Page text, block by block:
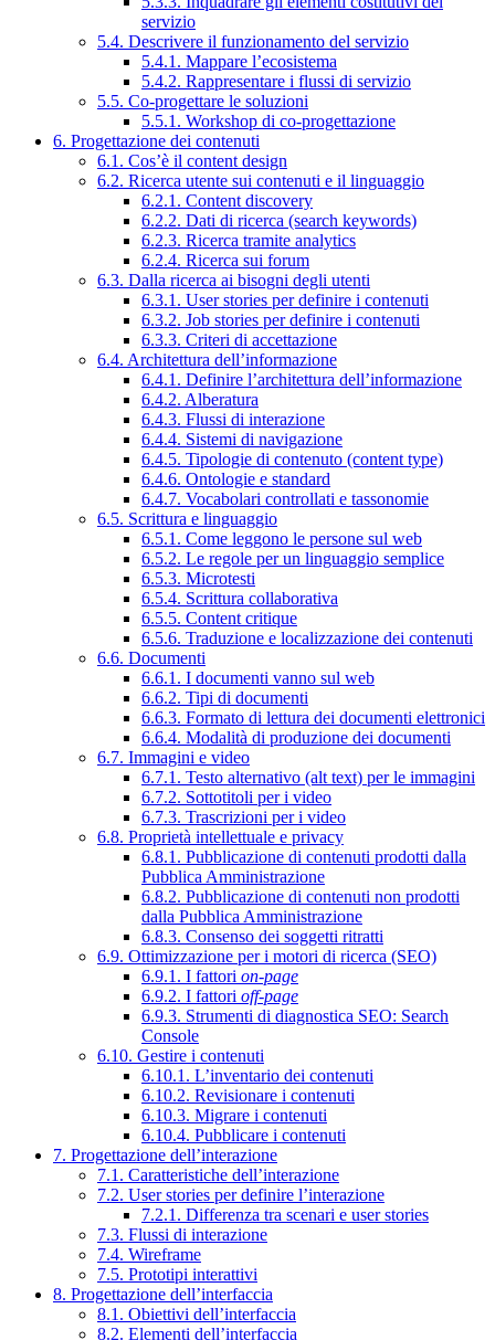
servizio
5.4. Descrivere il funzionamento del servizio
5.4.1. Mappare l’ecosistema
5.4.2. Rappresentare i flussi di servizio
5.5. Co-progettare le soluzioni
5.5.1. Workshop di co-progettazione
6. Progettazione dei contenuti
6.1. Cos’è il content design
6.2. Ricerca utente sui contenuti e il linguaggio
6.2.1. Content discovery
6.2.2. Dati di ricerca (search keywords)
6.2.3. Ricerca tramite analytics
6.2.4. Ricerca sui forum
6.3. Dalla ricerca ai bisogni degli utenti
6.3.1. User stories per definire i contenuti
6.3.2. Job stories per definire i contenuti
6.3.3. Criteri di accettazione
6.4. Architettura dell’informazione
6.4.1. Definire l’architettura dell’informazione
6.4.2. Alberatura
6.4.3. Flussi di interazione
6.4.4. Sistemi di navigazione
6.4.5. Tipologie di contenuto (content type)
6.4.6. Ontologie e standard
6.4.7. Vocabolari controllati e tassonomie
6.5. Scrittura e linguaggio
6.5.1. Come leggono le persone sul web
6.5.2. Le regole per un linguaggio semplice
6.5.3. Microtesti
6.5.4. Scrittura collaborativa
6.5.5. Content critique
6.5.6. Traduzione e localizzazione dei contenuti
6.6. Documenti
6.6.1. I documenti vanno sul web
6.6.2. Tipi di documenti
6.6.3. Formato di lettura dei documenti elettronici
6.6.4. Modalità di produzione dei documenti
6.7. Immagini e video
6.7.1. Testo alternativo (alt text) per le immagini
6.7.2. Sottotitoli per i video
6.7.3. Trascrizioni per i video
6.8. Proprietà intellettuale e privacy
6.8.1. Pubblicazione di contenuti prodotti dalla
Pubblica Amministrazione
6.8.2. Pubblicazione di contenuti non prodotti
dalla Pubblica Amministrazione
6.8.3. Consenso dei soggetti ritratti
6.9. Ottimizzazione per i motori di ricerca (SEO)
6.9.1. I fattori on-page
6.9.2. I fattori off-page
6.9.3. Strumenti di diagnostica SEO: Search
Console
6.10. Gestire i contenuti
6.10.1. L’inventario dei contenuti
6.10.2. Revisionare i contenuti
6.10.3. Migrare i contenuti
6.10.4. Pubblicare i contenuti
7. Progettazione dell’interazione
7.1. Caratteristiche dell’interazione
7.2. User stories per definire l’interazione
7.2.1. Differenza tra scenari e user stories
7.3. Flussi di interazione
7.4. Wireframe
7.5. Prototipi interattivi
8. Progettazione dell’interfaccia
8.1. Obiettivi dell’interfaccia
8.2. Elementi dell’interfaccia